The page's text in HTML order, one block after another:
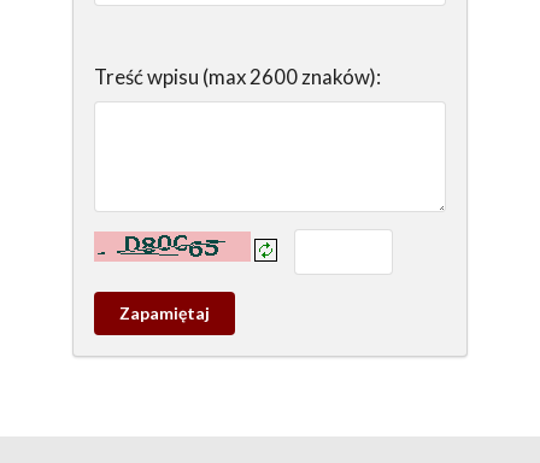
Treść wpisu (max 2600 znaków):
Kontrola - wprowadź tekst z obrazka:
Zapamietaj
wpis